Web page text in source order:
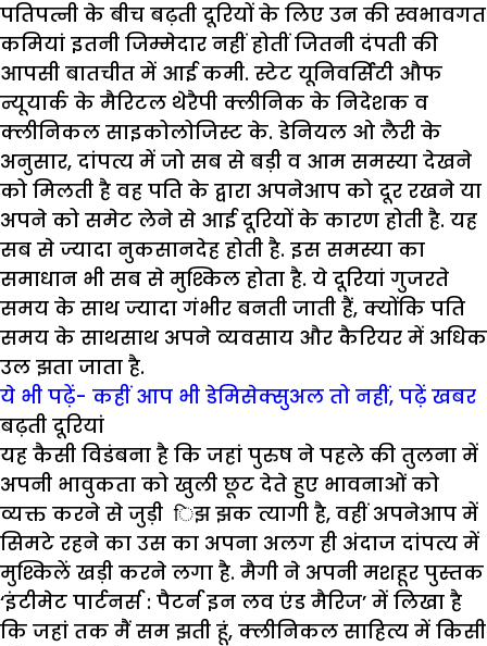
पतिपत्नी के बीच बढ़ती दूरियों के लिए उन की स्वभावगत
कमियां इतनी जिम्मेदार नहीं होतीं जितनी दंपती की
आपसी बातचीत में आई कमी. स्टेट यूनिवर्सिटी औफ
न्यूयार्क के मैरिटल थेरैपी क्लीनिक के निदेशक व
क्लीनिकल साइकोलोजिस्ट के. डेनियल ओ लैरी के
अनुसार, दांपत्य में जो सब से बड़ी व आम समस्या देखने
को मिलती है वह पति के द्वारा अपनेआप को दूर रखने या
अपने को समेट लेने से आई दूरियों के कारण होती है. यह
सब से ज्यादा नुकसानदेह होती है. इस समस्या का
समाधान भी सब से मुश्किल होता है. ये दूरियां गुजरते
समय के साथ ज्यादा गंभीर बनती जाती हैं, क्योंकि पति
समय के साथसाथ अपने व्यवसाय और कैरियर में अधिक
उल झता जाता है.
ये भी पढ़ें- कहीं आप भी डेमिसेक्सुअल तो नहीं, पढ़ें खबर
बढ़ती दूरियां
यह कैसी विडंबना है कि जहां पुरुष ने पहले की तुलना में
अपनी भावुकता को खुली छूट देते हुए भावनाओं को
व्यक्त करने से जुड़ी िझ झक त्यागी है, वहीं अपनेआप में
सिमटे रहने का उस का अपना अलग ही अंदाज दांपत्य में
मुश्किलें खड़ी करने लगा है. मैगी ने अपनी मशहूर पुस्तक
‘इंटीमेट पार्टनर्स : पैटर्न इन लव एंड मैरिज’ में लिखा है
कि जहां तक मैं सम झती हूं, क्लीनिकल साहित्य में किसी